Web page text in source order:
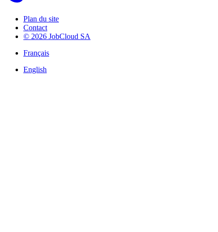
Plan du site
Contact
© 2026 JobCloud SA
Français
English